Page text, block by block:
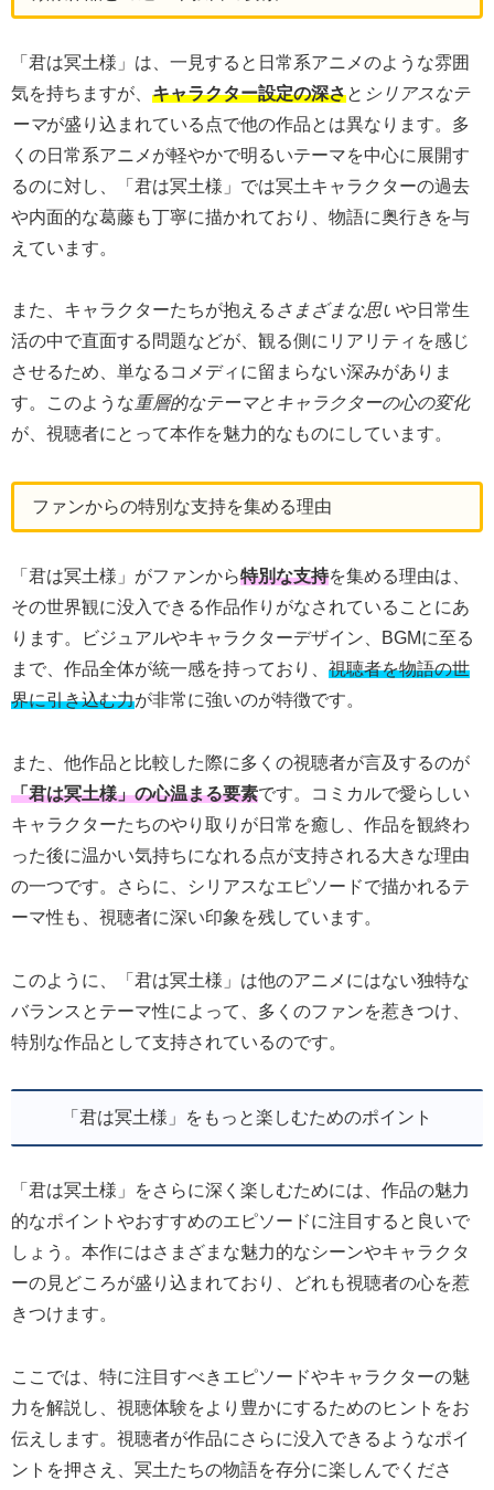
「君は冥土様」は、一見すると日常系アニメのような雰囲
気を持ちますが、 キャラクター設定の深さと シリアスなテ
ーマが盛り込まれている点で他の作品とは異なります。多
くの日常系アニメが軽やかで明るいテーマを中心に展開す
るのに対し、「君は冥土様」では冥土キャラクターの過去
や内面的な葛藤も丁寧に描かれており、物語に奥行きを与
えています。
また、キャラクターたちが抱える さまざまな思いや日常生
活の中で直面する問題などが、観る側にリアリティを感じ
させるため、単なるコメディに留まらない深みがありま
す。このような重層的なテーマとキャラクターの心の変化
が、視聴者にとって本作を魅力的なものにしています。
ファンからの特別な支持を集める理由
「君は冥土様」がファンから特別な支持を集める理由は、
その世界観に没入できる作品作りがなされていることにあ
ります。ビジュアルやキャラクターデザイン、BGMに至る
まで、作品全体が統一感を持っており、 視聴者を物語の世
界に引き込む力が非常に強いのが特徴です。
また、他作品と比較した際に多くの視聴者が言及するのが
「君は冥土様」の心温まる要素です。コミカルで愛らしい
キャラクターたちのやり取りが日常を癒し、作品を観終わ
った後に温かい気持ちになれる点が支持される大きな理由
の一つです。さらに、シリアスなエピソードで描かれるテ
ーマ性も、視聴者に深い印象を残しています。
このように、「君は冥土様」は他のアニメにはない独特な
バランスとテーマ性によって、多くのファンを惹きつけ、
特別な作品として支持されているのです。
「君は冥土様」をもっと楽しむためのポイント
「君は冥土様」をさらに深く楽しむためには、作品の魅力
的なポイントやおすすめのエピソードに注目すると良いで
しょう。本作にはさまざまな魅力的なシーンやキャラクタ
ーの見どころが盛り込まれており、どれも視聴者の心を惹
きつけます。
ここでは、特に注目すべきエピソードやキャラクターの魅
力を解説し、視聴体験をより豊かにするためのヒントをお
伝えします。視聴者が作品にさらに没入できるようなポイ
ントを押さえ、冥土たちの物語を存分に楽しんでくださ